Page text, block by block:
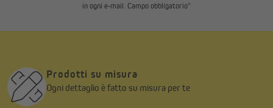
in ogni e-mail. Campo obbligatorio"
Prodotti su misura
Ogni dettaglio è fatto su misura per te